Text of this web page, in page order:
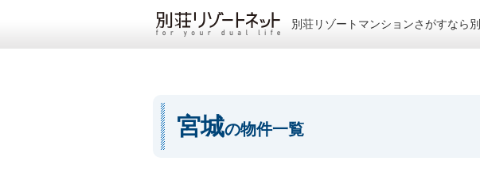
別荘リゾートマンションさがすなら
宮城の物件一覧